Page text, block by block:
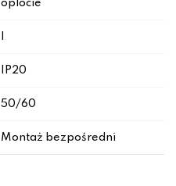
oplocie
IP20
50/60
Montaż bezpośredni